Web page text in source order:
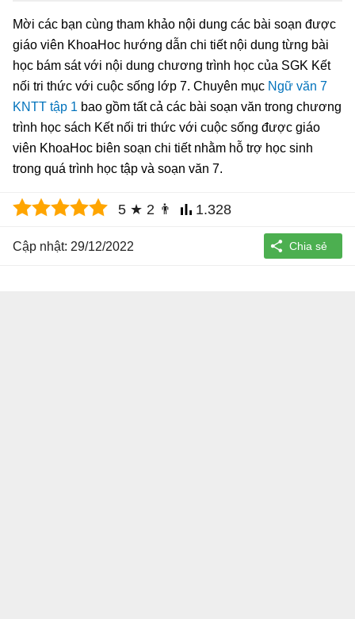
Mời các bạn cùng tham khảo nội dung các bài soạn được
giáo viên KhoaHoc hướng dẫn chi tiết nội dung từng bài
học bám sát với nội dung chương trình học của SGK Kết
nối tri thức với cuộc sống lớp 7. Chuyên mục Ngữ văn 7
KNTT tập 1 bao gồm tất cả các bài soạn văn trong chương
trình học sách Kết nối tri thức với cuộc sống được giáo
viên KhoaHoc biên soạn chi tiết nhằm hỗ trợ học sinh
trong quá trình học tập và soạn văn 7.
5 ★ 2 👨 1.328
Cập nhật: 29/12/2022